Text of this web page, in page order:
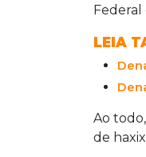
LEIA
Ao
de